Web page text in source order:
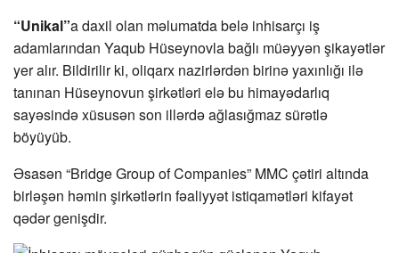
“Unikal”a daxil olan məlumatda belə inhisarçı iş
adamlarından Yaqub Hüseynovla bağlı müəyyən şikayətlər
yer alır. Bildirilir ki, oliqarx nazirlərdən birinə yaxınlığı ilə
tanınan Hüseynovun şirkətləri elə bu himayədarlıq
sayəsində xüsusən son illərdə ağlasığmaz sürətlə
böyüyüb.
Əsasən “Bridge Group of Companies” MMC çətiri altında
birləşən həmin şirkətlərin fəaliyyət istiqamətləri kifayət
qədər genişdir.